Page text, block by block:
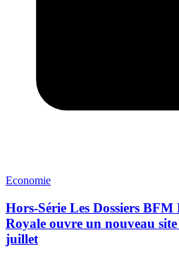
Economie
Hors-Série Les Dossiers BFM
Royale ouvre un nouveau
juillet